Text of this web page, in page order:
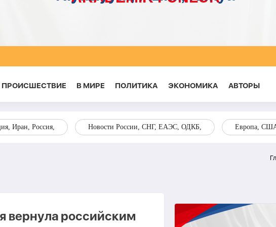
ПРОИСШЕСТВИЕ В МИРЕ ПОЛИТИКА ЭКОНОМИКА AВТОРЫ
Иран, Россия, Новости России, СНГ, ЕАЭС, ОДКБ, Европа, США,
вернула российским